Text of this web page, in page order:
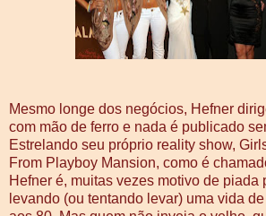
Mesmo longe dos negócios, Hefner
com mão de ferro e nada é publicado
Estrelando seu próprio reality show,
From Playboy Mansion, como é
Hefner é, muitas vezes motivo de piada
levando (ou tentando levar) uma vida